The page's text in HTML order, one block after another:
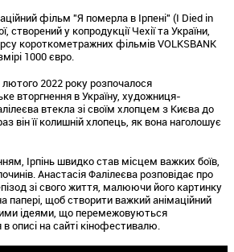
фільм "Я померла в Ірпені" (I Died in
створений у копродукції Чехії та України,
короткометражних фільмів VOLKSBANK
1000 євро.
2022 року розпочалося
вторгнення в Україну, художниця-
втекла зі своїм хлопцем з Києва до
він її колишній хлопець, як вона наголошує
Ірпінь швидко став місцем важких боїв,
Анастасія Фалілеєва розповідає про
зі свого життя, малюючи його картинку
папері, щоб створити важкий анімаційний
ідеями, що перемежовуються
описі на сайті кінофестивалю.